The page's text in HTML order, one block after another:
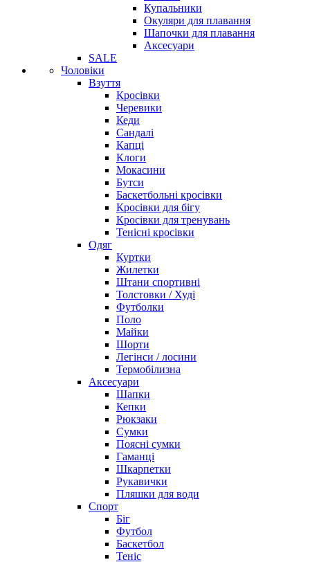
Купальники
Окуляри для плавання
Шапочки для плавання
Аксесуари
SALE
Чоловіки
Взуття
Кросівки
Черевики
Кеди
Сандалі
Капці
Клоги
Мокасини
Бутси
Баскетбольні кросівки
Кросівки для бігу
Кросівки для тренувань
Тенісні кросівки
Одяг
Куртки
Жилетки
Штани спортивні
Толстовки / Худі
Футболки
Поло
Майки
Шорти
Легінси / лосини
Термобілизна
Аксесуари
Шапки
Кепки
Рюкзаки
Сумки
Поясні сумки
Гаманці
Шкарпетки
Рукавички
Пляшки для води
Спорт
Біг
Футбол
Баскетбол
Теніс